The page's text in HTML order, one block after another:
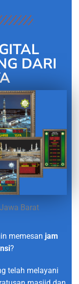
DARI
Barat
memesan jam
?
telah melayani